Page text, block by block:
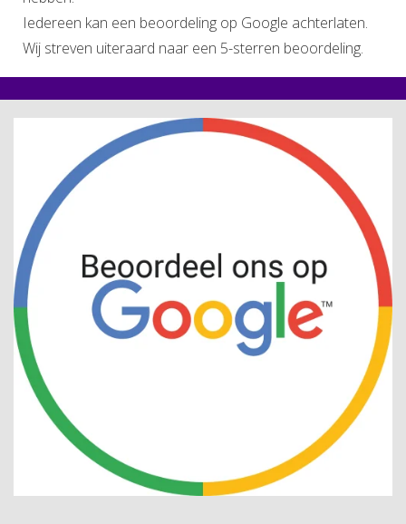
Iedereen kan een beoordeling op Google achterlaten.
Wij streven uiteraard naar een 5-sterren beoordeling.